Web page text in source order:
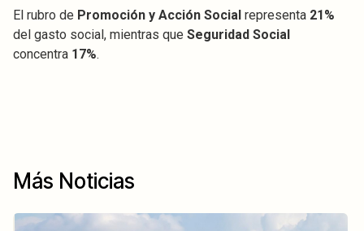
El rubro de Promoción y Acción Social representa 21%
del gasto social, mientras que Seguridad Social
concentra 17%.
Más Noticias